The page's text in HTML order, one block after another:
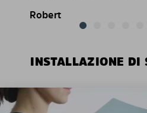
Robert
INSTALLAZIONE DI